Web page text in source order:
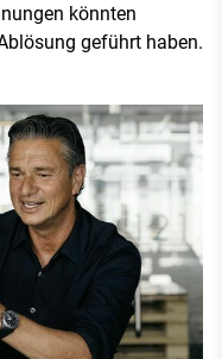
könnten
geführt haben.